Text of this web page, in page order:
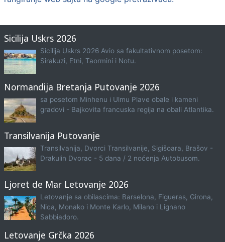
Sicilija Uskrs 2026
Sicilija Uskrs 2026 Avio sa fakultativnom posetom:
Sirakuzi, Etni, Taormini i Notu.
Normandija Bretanja Putovanje 2026
sa posetom Minhenu i Ulmu Plave obale i kameni
gradovi - Bajkovita francuska regija na obali Atlantika.
Transilvanija Putovanje
Transilvanija, Dvorci Transilvanije, Sigišoara, Brašov -
Drakulin Dvorac - 5 dana / 2 noćenja Autobusom.
Ljoret de Mar Letovanje 2026
Letovanje sa obilascima: Barselona, Figueras, Girona,
Nica, Monako i Monte Karlo, Milano i Lignano
Sabbiadoro.
Letovanje Grčka 2026